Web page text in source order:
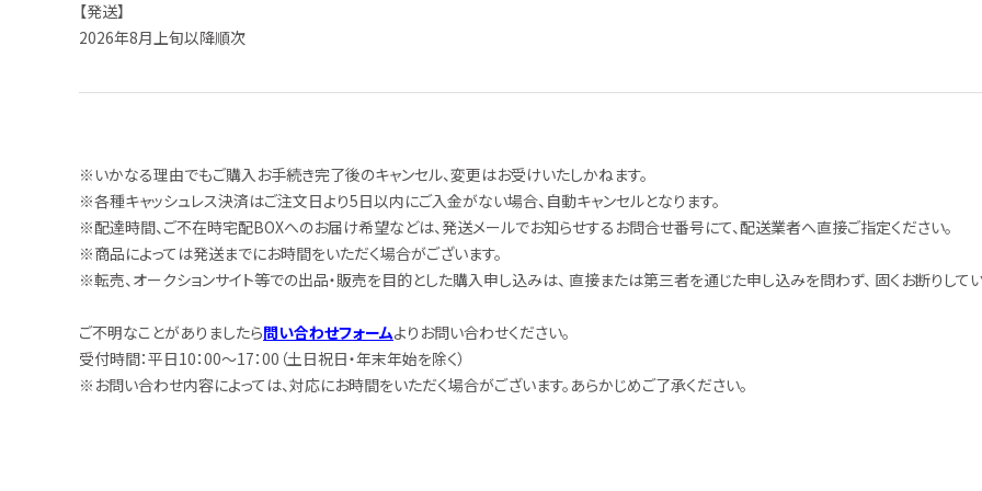
【発送】
2026年8月上旬以降順次
※いかなる理由でもご購入お手続き完了後のキャンセル、変更はお受けいたしかねます。
※各種キャッシュレス決済はご注文日より5日以内にご入金がない場合、自動キャンセルとなります。
※配達時間、ご不在時宅配BOXへのお届け希望などは、発送メールでお知らせするお問合せ番号にて、配送業者へ直接ご指定ください。
※商品によっては発送までにお時間をいただく場合がございます。
※転売、オークションサイト等での出品・販売を目的とした購入申し込みは、 直接または第三者を通じた申し込みを問わず、 固くお断りしてい
ご不明なことがありましたら問い合わせフォームよりお問い合わせください。
受付時間：平日10：00～17：00（土日祝日・年末年始を除く）
※お問い合わせ内容によっては、対応にお時間をいただく場合がございます。あらかじめご了承ください。